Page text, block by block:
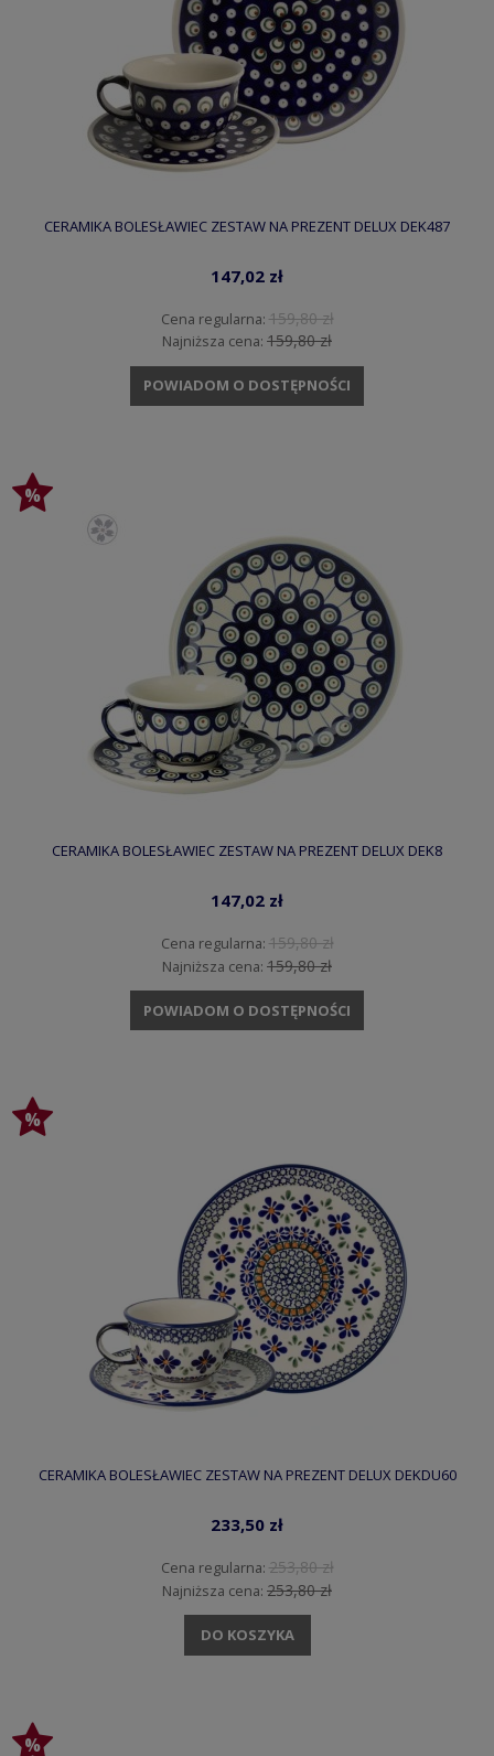
CERAMIKA BOLESŁAWIEC ZESTAW NA PREZENT DELUX DEK487
147,02 zł
Cena regularna: 159,80 zł
Najniższa cena: 159,80 zł
POWIADOM O DOSTĘPNOŚCI
CERAMIKA BOLESŁAWIEC ZESTAW NA PREZENT DELUX DEK8
147,02 zł
Cena regularna: 159,80 zł
Najniższa cena: 159,80 zł
POWIADOM O DOSTĘPNOŚCI
CERAMIKA BOLESŁAWIEC ZESTAW NA PREZENT DELUX DEKDU60
233,50 zł
Cena regularna: 253,80 zł
Najniższa cena: 253,80 zł
DO KOSZYKA